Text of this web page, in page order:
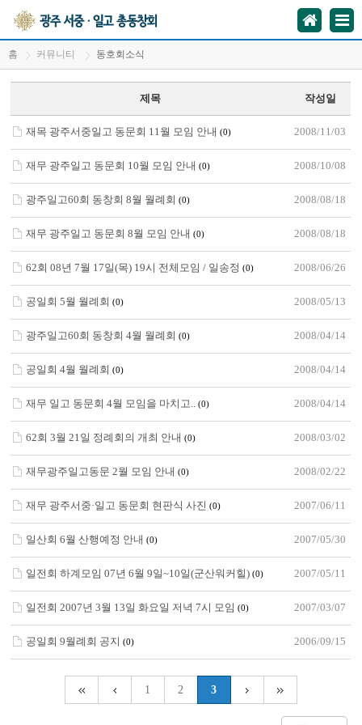
홈 커뮤니티 동호회소식
제목 작성일
재목 광주서중일고 동문회 11월 모임 안내(0) 2008/11/03
재무 광주일고 동문회 10월 모임 안내(0) 2008/10/08
광주일고60회 동창회 8월 월례회(0) 2008/08/18
재무 광주일고 동문회 8월 모임 안내(0) 2008/08/18
62회 08년 7월 17일(목) 19시 전체모임 / 일송정(0) 2008/06/26
공일회 5월 월례회(0) 2008/05/13
광주일고60회 동창회 4월 월례회(0) 2008/04/14
공일회 4월 월례회(0) 2008/04/14
재무 일고 동문회 4월 모임을 마치고..(0) 2008/04/14
62회 3월 21일 정례회의 개최 안내(0) 2008/03/02
재무광주일고동문 2월 모임 안내(0) 2008/02/22
재무 광주서중·일고 동문회 현판식 사진(0) 2007/06/11
일산회 6월 산행예정 안내(0) 2007/05/30
일전회 하계모임 07년 6월 9일~10일(군산워커힐)(0) 2007/05/11
일전회 2007년 3월 13일 화요일 저녁 7시 모임(0) 2007/03/07
공일회 9월례회 공지(0) 2006/09/15
1 2 3